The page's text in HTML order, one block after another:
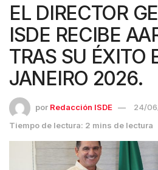
EL DIRECTOR
ISDE RECIBE
TRAS SU ÉXITO
JANEIRO 2026.
por Redacción ISDE
24/
Tiempo de lectura: 2 mins de lectura